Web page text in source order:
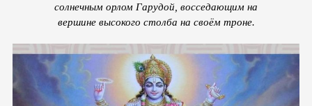
солнечным орлом Гарудой, восседающим на
вершине высокого столба на своём троне.